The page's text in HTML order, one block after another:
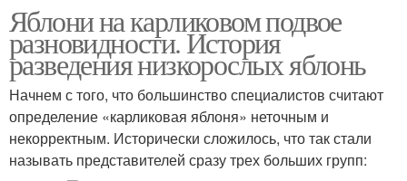
Яблони на карликовом подвое
разновидности. История
разведения низкорослых яблонь
Начнем с того, что большинство специалистов считают
определение «карликовая яблоня» неточным и
некорректным. Исторически сложилось, что так стали
называть представителей сразу трех больших групп: